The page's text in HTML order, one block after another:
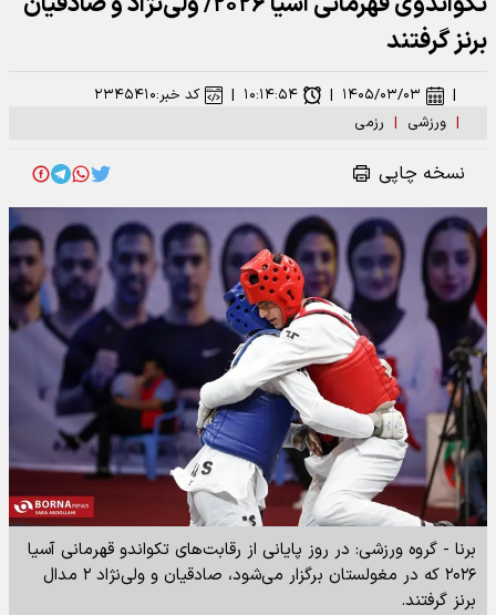
برنز گرفتند
| ورزشی | رزمی
| ۱۴۰۵/۰۳/۰۳ | ۱۰:۱۴:۵۴ | کد خبر:۲۳۴۵۴۱۰
نسخه چاپی
برنا - گروه ورزشی: در روز پایانی از رقابت‌های تکواندو قهرمانی آسیا
۲۰۲۶ که در مغولستان برگزار می‌شود، صادقیان و ولی‌نژاد ۲ مدال
برنز گرفتند.